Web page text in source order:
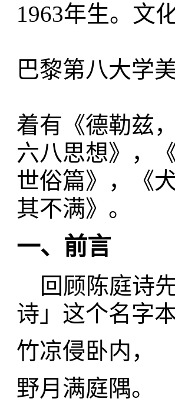
1963年生。文
巴黎第八大学
着有《德勒兹
六八思想》，
世俗篇》，《
其不满》。
一、前言
回顾陈庭诗
诗」这个名字
竹凉侵卧内，
野月满庭隅。